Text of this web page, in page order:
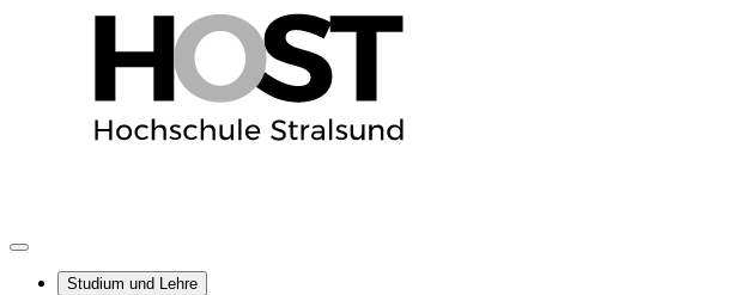
Studium und Lehre